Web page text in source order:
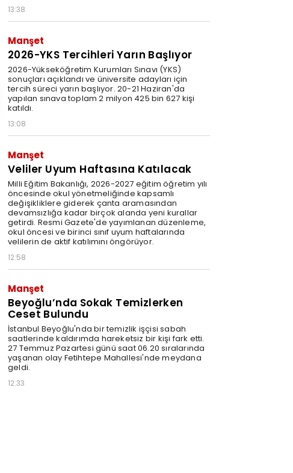
13:38
Manşet
2026-YKS Tercihleri Yarın Başlıyor
2026-Yükseköğretim Kurumları Sınavı (YKS)
sonuçları açıklandı ve üniversite adayları için
tercih süreci yarın başlıyor. 20-21 Haziran'da
yapılan sınava toplam 2 milyon 425 bin 627 kişi
katıldı.
13:08
Manşet
Veliler Uyum Haftasına Katılacak
Milli Eğitim Bakanlığı, 2026-2027 eğitim öğretim yılı
öncesinde okul yönetmeliğinde kapsamlı
değişikliklere giderek çanta aramasından
devamsızlığa kadar birçok alanda yeni kurallar
getirdi. Resmi Gazete'de yayımlanan düzenleme,
okul öncesi ve birinci sınıf uyum haftalarında
velilerin de aktif katılımını öngörüyor.
12:58
Manşet
Beyoğlu’nda Sokak Temizlerken
Ceset Bulundu
İstanbul Beyoğlu'nda bir temizlik işçisi sabah
saatlerinde kaldırımda hareketsiz bir kişi fark etti.
27 Temmuz Pazartesi günü saat 06.20 sıralarında
yaşanan olay Fetihtepe Mahallesi'nde meydana
geldi.
12:33